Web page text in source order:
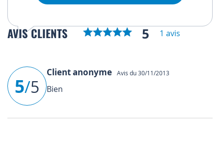
AVIS CLIENTS 5 1 avis
5/5
Client anonyme Avis du 30/11/2013
Bien